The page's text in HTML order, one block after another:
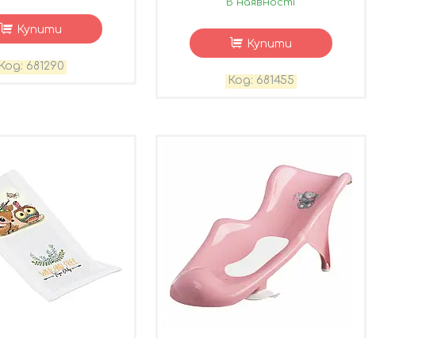
Купити
681290
В наявності
Купити
681455